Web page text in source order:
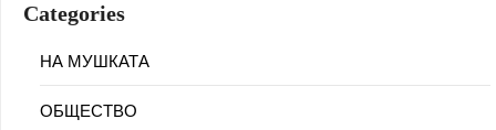
Categories
НА МУШКАТА
ОБЩЕСТВО